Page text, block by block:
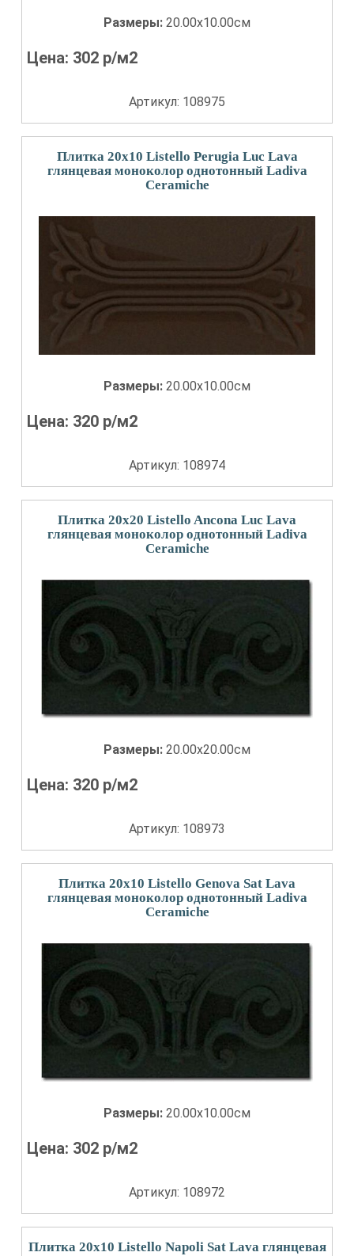
Размеры: 20.00x10.00см
Цена: 302 р/м2
Артикул: 108975
Плитка 20x10 Listello Perugia Luc Lava
глянцевая моноколор однотонный Ladiva
Сeramiche
Размеры: 20.00x10.00см
Цена: 320 р/м2
Артикул: 108974
Плитка 20x20 Listello Ancona Luc Lava
глянцевая моноколор однотонный Ladiva
Сeramiche
Размеры: 20.00x20.00см
Цена: 320 р/м2
Артикул: 108973
Плитка 20x10 Listello Genova Sat Lava
глянцевая моноколор однотонный Ladiva
Сeramiche
Размеры: 20.00x10.00см
Цена: 302 р/м2
Артикул: 108972
Плитка 20x10 Listello Napoli Sat Lava глянцевая